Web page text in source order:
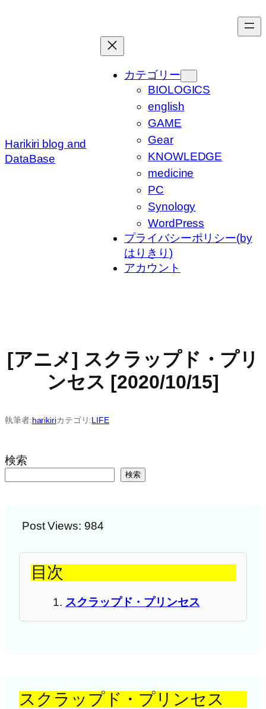
Harikiri blog and
DataBase
カテゴリー
BIOLOGICS
english
GAME
Gear
KNOWLEDGE
medicine
PC
Synology
WordPress
プライバシーポリシー(by
はりきり)
アカウント
[アニメ] スクラップド・プリ
ンセス [2020/10/15]
執筆者:harikiriカテゴリ:LIFE
検索
検索
Post Views: 984
目次
スクラップド・プリンセス
スクラップド・プリンセス